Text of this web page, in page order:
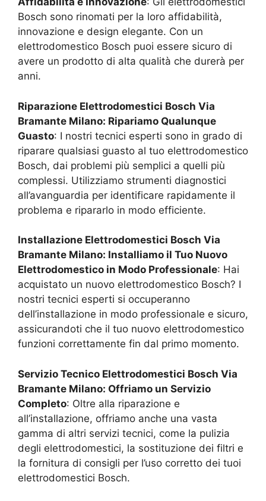
Bosch sono rinomati per la loro affidabilità,
innovazione e design elegante. Con un
elettrodomestico Bosch puoi essere sicuro di
avere un prodotto di alta qualità che durerà per
anni.
Riparazione Elettrodomestici Bosch Via
Bramante Milano: Ripariamo Qualunque
Guasto: I nostri tecnici esperti sono in grado di
riparare qualsiasi guasto al tuo elettrodomestico
Bosch, dai problemi più semplici a quelli più
complessi. Utilizziamo strumenti diagnostici
all’avanguardia per identificare rapidamente il
problema e ripararlo in modo efficiente.
Installazione Elettrodomestici Bosch Via
Bramante Milano: Installiamo il Tuo Nuovo
Elettrodomestico in Modo Professionale: Hai
acquistato un nuovo elettrodomestico Bosch? I
nostri tecnici esperti si occuperanno
dell’installazione in modo professionale e sicuro,
assicurandoti che il tuo nuovo elettrodomestico
funzioni correttamente fin dal primo momento.
Servizio Tecnico Elettrodomestici Bosch Via
Bramante Milano: Offriamo un Servizio
Completo: Oltre alla riparazione e
all’installazione, offriamo anche una vasta
gamma di altri servizi tecnici, come la pulizia
degli elettrodomestici, la sostituzione dei filtri e
la fornitura di consigli per l’uso corretto dei tuoi
elettrodomestici Bosch.